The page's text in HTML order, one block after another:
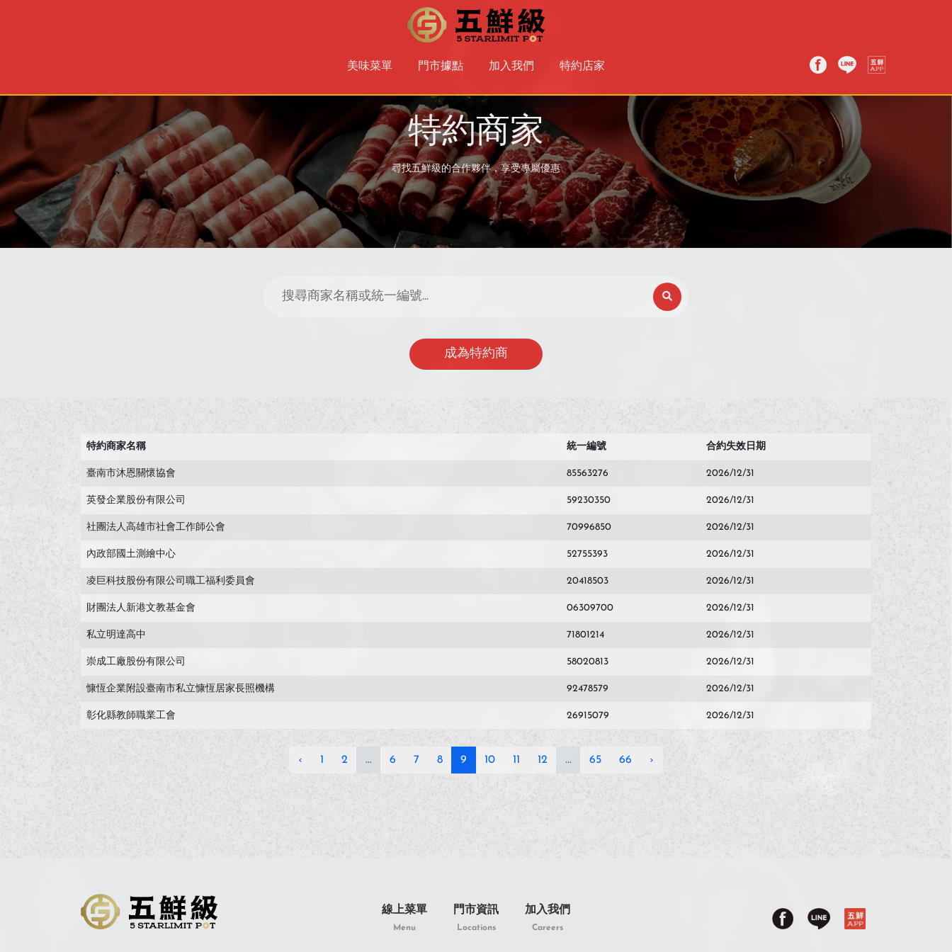
美味菜單 門市據點 加入我們 特約店家
特約商家
尋找五鮮級的合作夥伴，享受專屬優惠
成為特約商
特約商家名稱 統一編號 合約失效日期
臺南市沐恩關懷協會 85563276 2026/12/31
英發企業股份有限公司 59230350 2026/12/31
社團法人高雄市社會工作師公會 70996850 2026/12/31
內政部國土測繪中心 52755393 2026/12/31
凌巨科技股份有限公司職工福利委員會 20418503 2026/12/31
財團法人新港文教基金會 06309700 2026/12/31
私立明達高中 71801214 2026/12/31
崇成工廠股份有限公司 58020813 2026/12/31
慷恆企業附設臺南市私立慷恆居家長照機構 92478579 2026/12/31
彰化縣教師職業工會 26915079 2026/12/31
‹ 1 2 ... 6 7 8 9 10 11 12 ... 65 66 ›
線上菜單
Menu
門市資訊
Locations
加入我們
Careers